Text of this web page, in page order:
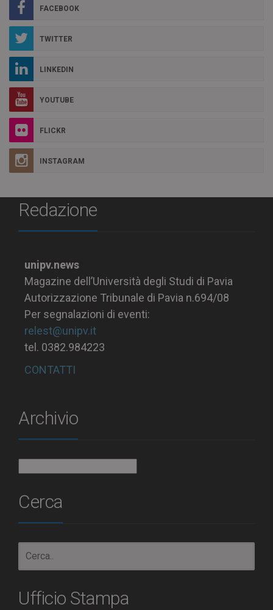
FACEBOOK
TWITTER
LINKEDIN
YOUTUBE
FLICKR
INSTAGRAM
Redazione
unipv.news
Magazine dell’Università degli Studi di Pavia
Autorizzazione Tribunale di Pavia n.694/08
Per segnalazioni di eventi:
relest@unipv.it
tel. 0382.984223
CONTATTI
Archivio
Cerca
Ufficio Stampa